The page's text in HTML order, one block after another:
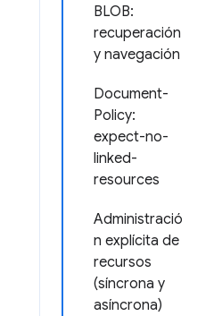
BLOB:
recuperación
y navegación
Document-
Policy:
expect-no-
linked-
resources
Administració
n explícita de
recursos
(síncrona y
asíncrona)